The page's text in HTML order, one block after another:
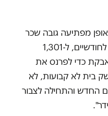
מפתיעה גובה שכר
הדירה שלה מ-120 שקלים לחודשיים, ל-1,301
כדי לפרנס את
בית לא קבועות, לא
החדש והתחילה לצבור